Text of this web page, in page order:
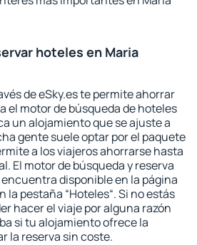
hoteles en Maria
de eSky.es te permite ahorrar
el motor de búsqueda de hoteles
un alojamiento que se ajuste a
gente suele optar por el paquete
a los viajeros ahorrarse hasta
El motor de búsqueda y reserva
disponible en la página
la pestaña “Hoteles“. Si no estás
hacer el viaje por alguna razón
si tu alojamiento ofrece la
la reserva sin coste.